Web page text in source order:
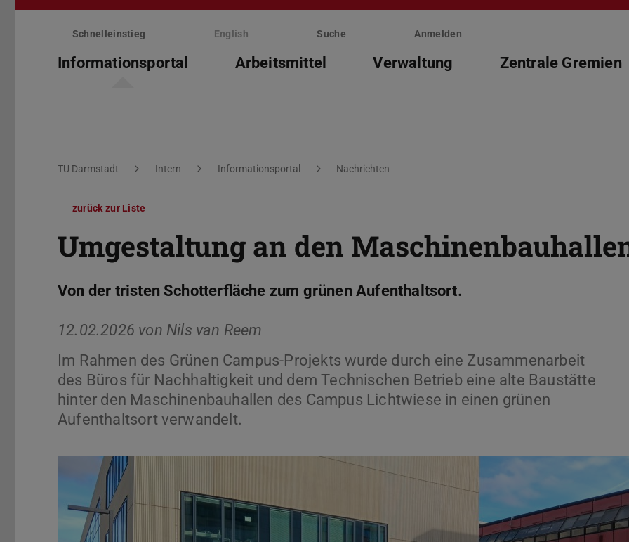
Menü
überspringenSchnelleinstieg English Suche Anmelden
Informationsportal Arbeitsmittel Verwaltung Zentrale Gremien
Sie befinden sich hier:
TU Darmstadt Intern Informationsportal Nachrichten
zurück zur Liste
Umgestaltung an den
Von der tristen Schotterfläche zum grünen Aufenthaltsort.
12.02.2026 von Nils van Reem
Im Rahmen des Grünen Campus-Projekts wurde durch eine Zusammenarbeit
des Büros für Nachhaltigkeit und dem Technischen Betrieb eine alte Baustätte
hinter den Maschinenbauhallen des Campus Lichtwiese in einen grünen
Aufenthaltsort verwandelt.